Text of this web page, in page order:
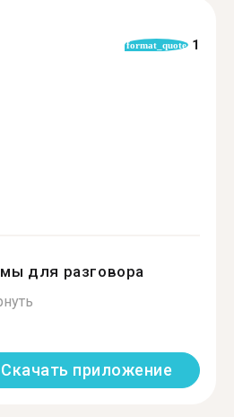
format_quote 1
для разговора
Скачать приложение